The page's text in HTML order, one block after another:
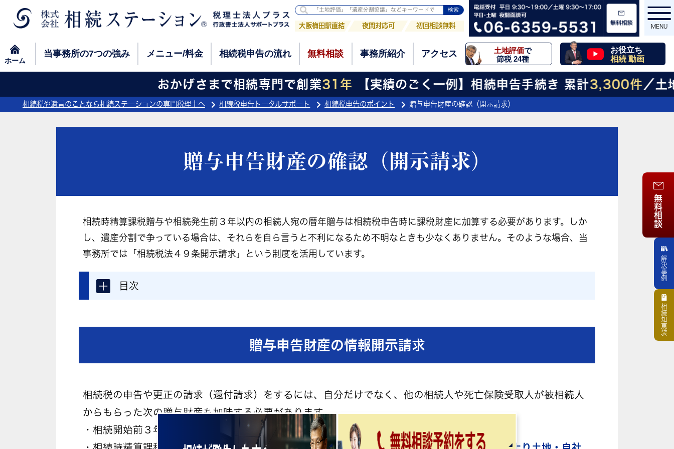
大阪梅田駅直結 夜間対応可 初回相談無料 MENU
ホーム
当事務所の7つの強み メニュー/料金 相続税申告の流れ 無料相談 事務所紹介 アクセス 土地評価で
節税 24種
お役立ち
相続 動画
ホーム
当事務所の7つの強み メニュー/料金 相続税申告の流れ 無料相談 事務所紹介 アクセス 土地評価で
節税 24種
相続
お役立ち
動画一覧
MENU
おかげさまで相続専門で創業31年 【実績のごく一例】相続申告手続き 累計3,300件／土地
相続税や遺言のことなら相続ステーションの専門税理士へ 相続税申告トータルサポート 相続税申告のポイント 贈与申告財産の確認（開示請求）
贈与申告財産の確認（開示請求）
相続時精算課税贈与や相続発生前３年以内の相続人宛の暦年贈与は相続税申告時に課税財産に加算する必要があります。しか
し、遺産分割で争っている場合は、それらを自ら言うと不利になるため不明なときも少なくありません。そのような場合、当
事務所では「相続税法４９条開示請求」という制度を活用しています。
＋ 目次
贈与申告財産の情報開示請求
相続税の申告や更正の請求（還付請求）をするには、自分だけでなく、他の相続人や死亡保険受取人が被相続人
からもらった次の贈与財産も加味する必要があります。
・相続開始前３年以内の贈与 …
生前贈与財産の加算と贈与税額控除
・相続時精算課税贈与 …相続時精算課税制度の贈与を活用した相続税節税の実施(賃貸建物・値上り土地・自社
無料相談
解決事例
相続知恵袋